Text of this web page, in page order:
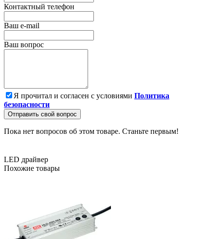
Контактный телефон
Ваш e-mail
Ваш вопрос
Я прочитал и согласен с условиями Политика
безопасности
Отправить свой вопрос
Пока нет вопросов об этом товаре. Станьте первым!
LED драйвер
Похожие товары